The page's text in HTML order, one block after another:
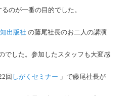
のが一番の目的でした。
出版社 の藤尾社長のお二人の講演
でした。参加したスタッフも大変感
回 しがくセミナー 」で藤尾社長が